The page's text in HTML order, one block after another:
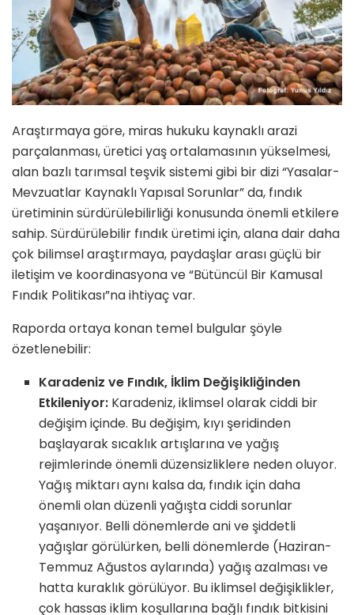
Araştırmaya göre, miras hukuku kaynaklı arazi
parçalanması, üretici yaş ortalamasının yükselmesi,
alan bazlı tarımsal teşvik sistemi gibi bir dizi “Yasalar-
Mevzuatlar Kaynaklı Yapısal Sorunlar” da, fındık
üretiminin sürdürülebilirliği konusunda önemli etkilere
sahip. Sürdürülebilir fındık üretimi için, alana dair daha
çok bilimsel araştırmaya, paydaşlar arası güçlü bir
iletişim ve koordinasyona ve “Bütüncül Bir Kamusal
Fındık Politikası”na ihtiyaç var.
Raporda ortaya konan temel bulgular şöyle
özetlenebilir:
Karadeniz ve Fındık, İklim Değişikliğinden
Etkileniyor: Karadeniz, iklimsel olarak ciddi bir
deği­şim içinde. Bu değişim, kıyı şeridinden
başlayarak sıcaklık artışlarına ve yağış
rejimlerinde önemli düzensizliklere neden oluyor.
Yağış miktarı aynı kalsa da, fındık için daha
önemli olan düzenli yağışta ciddi sorunlar
yaşanıyor. Belli dönemlerde ani ve şiddetli
yağışlar görülürken, belli dönem­lerde (Haziran-
Temmuz Ağustos aylarında) yağış azalması ve
hatta kuraklık görülüyor. Bu iklimsel değişiklikler,
çok has­sas iklim koşullarına bağlı fındık bitkisini